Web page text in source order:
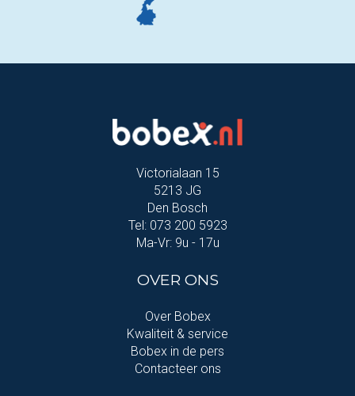
Victorialaan 15
5213 JG
Den Bosch
Tel: 073 200 5923
Ma-Vr: 9u - 17u
OVER ONS
Over Bobex
Kwaliteit & service
Bobex in de pers
Contacteer ons